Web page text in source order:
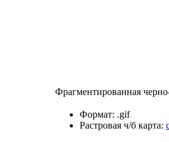
Фрагментированная
Формат: .gif
Растровая ч/б карта: